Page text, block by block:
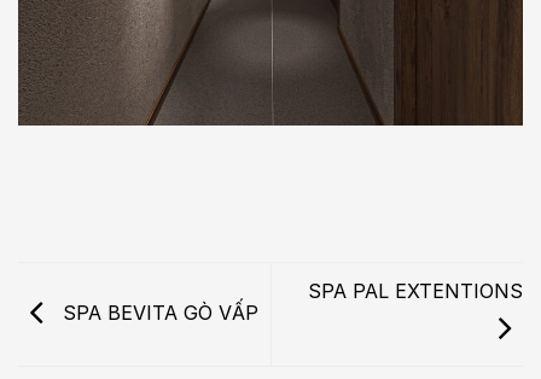
SPA BEVITA GÒ VẤP
SPA PAL EXTENTIONS